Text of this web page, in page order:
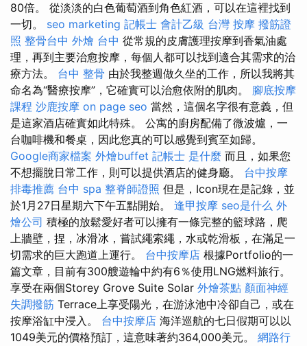
80倍。 從淡淡的白色葡萄酒到角色紅酒，可以在這裡找到
一切。 seo marketing 記帳士 會計乙級 台灣 按摩 撥筋證
照 整骨台中 外燴 台中 從常規的皮膚護理按摩到香氣油處
理，再到主要治愈按摩，每個人都可以找到適合其需求的治
療方法。 台中 整骨 由於我整週做久坐的工作，所以我將其
命名為“醫療按摩”，它確實可以治愈依附的肌肉。 腳底按摩
課程 沙鹿按摩 on page seo 當然，這個名字很有意義，但
是這家酒店確實如此特殊。 公寓的廚房配備了微波爐，一
台咖啡機和餐桌，因此您真的可以感覺到賓至如歸。
Google商家檔案 外燴buffet 記帳士 是什麼 而且，如果您
不想擺脫日常工作，則可以提供酒店的健身廳。 台中按摩
排毒推薦 台中 spa 整脊師證照 但是，Icon現在是記錄，並
於1月27日星期六下午五點開始。 逢甲按摩 seo是什么 外
燴公司 積極的放鬆愛好者可以擁有一條完整的籃球路，爬
上牆壁，捏，冰滑冰，嘗試繩索繩，水或乾滑板，在滿足一
切需求的巨大跑道上運行。 台中按摩店 根據Portfolio的一
篇文章，目前有300艘遊輪中約有6％使用LNG燃料旅行。
享受在兩個Storey Grove Suite Solar 外燴茶點 顏面神經
失調撥筋 Terrace上享受陽光，在游泳池中冷卻自己，或在
按摩浴缸中浸入。 台中按摩店 海洋巡航的七日假期可以以
1049美元的價格預訂，這意味著約364,000美元。 網路行